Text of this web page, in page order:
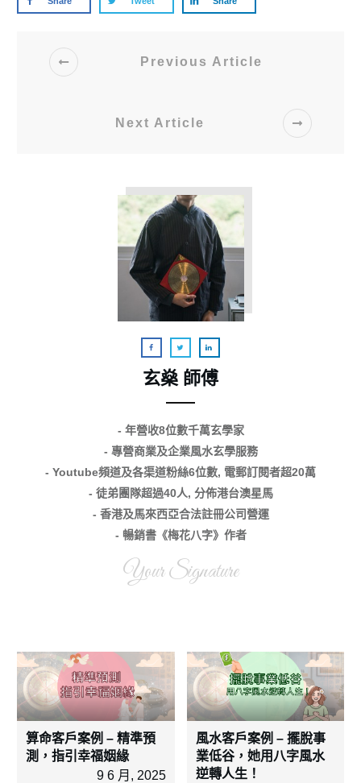
Previous Article
Next Article
玄燊 師傅
- 年營收8位數千萬玄學家
- 專營商業及企業風水玄學服務
- Youtube頻道及各渠道粉絲6位數, 電郵訂閱者超20萬
- 徒弟團隊超過40人, 分佈港台澳星馬
- 香港及馬來西亞合法註冊公司營運
- 暢銷書《梅花八字》作者
Your Signature
算命客戶案例 – 精準預
測，指引幸福姻緣
9 6 月, 2025
風水客戶案例 – 擺脫事
業低谷，她用八字風水
逆轉人生！